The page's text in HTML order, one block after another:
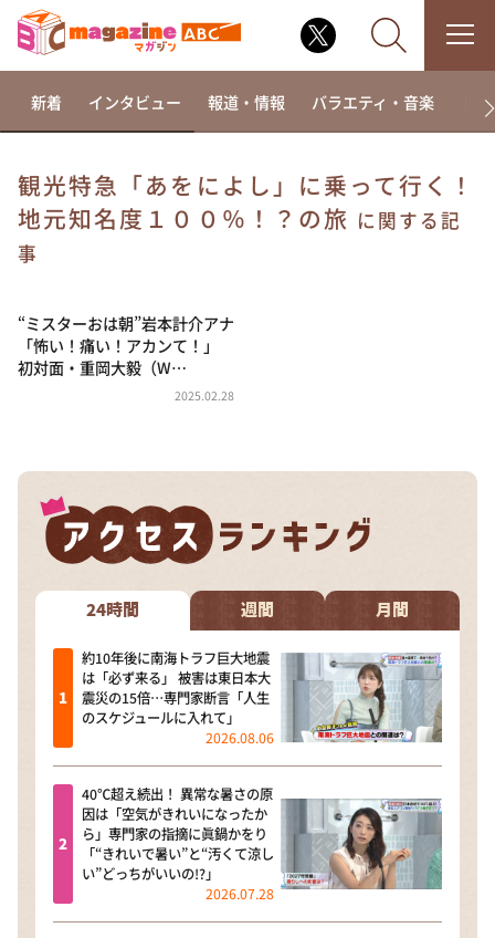
なるみ・岡村の過ぎるTV
～人生密着トークバラエティ！～ やすとものいたっ
て真剣です
探偵！ナイトスクープ
DAIGOも台所 ～きょうの献立 何にする？～
本日はダイアンなり！シーズン２
教えて！ニュースライブ 正義のミカタ
ＬＩＦＥ～夢のカタチ～
新婚さんいらっしゃい！
ザキ山小屋本館
ぺこぱのまるスポ
アナ回覧板
新着 インタビュー 報道・情報 バラエティ・音楽 ド
観光特急「あをによし」に乗って行く！
地元知名度１００％！？の旅 に関する記
事
“ミスターおは朝”岩本計介アナ
「怖い！痛い！アカンて！」
初対面・重岡大毅（W…
2025.02.28
24時間 週間 月間
約10年後に南海トラフ巨大地震
は「必ず来る」 被害は東日本大
震災の15倍…専門家断言「人生
のスケジュールに入れて」
2026.08.06
40℃超え続出！ 異常な暑さの原
因は「空気がきれいになったか
ら」専門家の指摘に眞鍋かをり
「“きれいで暑い”と“汚くて涼し
い”どっちがいいの!?」
2026.07.28